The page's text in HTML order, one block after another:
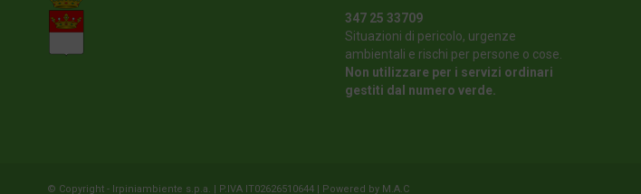
347 25 33709
Situazioni di pericolo, urgenze
ambientali e rischi per persone o cose.
Non utilizzare per i servizi ordinari
gestiti dal numero verde.
© Copyright - Irpiniambiente s.p.a. | P.IVA IT02626510644 | Powered by M.A.C